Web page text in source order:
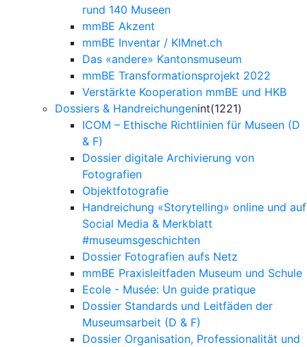
rund 140 Museen
mmBE Akzent
mmBE Inventar / KIMnet.ch
Das «andere» Kantonsmuseum
mmBE Transformationsprojekt 2022
Verstärkte Kooperation mmBE und HKB
Dossiers & Handreichungenint(1221)
ICOM – Ethische Richtlinien für Museen (D
& F)
Dossier digitale Archivierung von
Fotografien
Objektfotografie
Handreichung «Storytelling» online und auf
Social Media & Merkblatt
#museumsgeschichten
Dossier Fotografien aufs Netz
mmBE Praxisleitfaden Museum und Schule
Ecole - Musée: Un guide pratique
Dossier Standards und Leitfäden der
Museumsarbeit (D & F)
Dossier Organisation, Professionalität und